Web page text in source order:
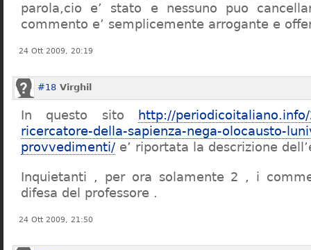
parola,cio e’ stato e nessuno puo
commento e’ semplicemente arrogante e
24 Ott 2009, 20:19
#18 Virghil
In questo sito
http://
ricercatore-della-sapienza-nega-olocausto-
provvedimenti/ e’ riportata la descrizione
Inquietanti , per ora solamente 2 , i
difesa del professore .
24 Ott 2009, 21:50